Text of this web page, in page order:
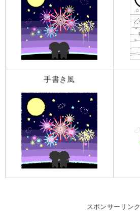
手書き風
スポンサーリンク